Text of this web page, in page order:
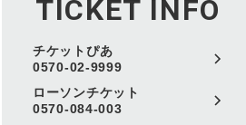
TICKET INFO
チケットぴあ
0570-02-9999
ローソンチケット
0570-084-003